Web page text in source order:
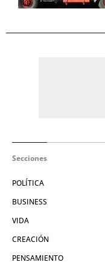
Secciones
POLÍTICA
BUSINESS
VIDA
CREACIÓN
PENSAMIENTO